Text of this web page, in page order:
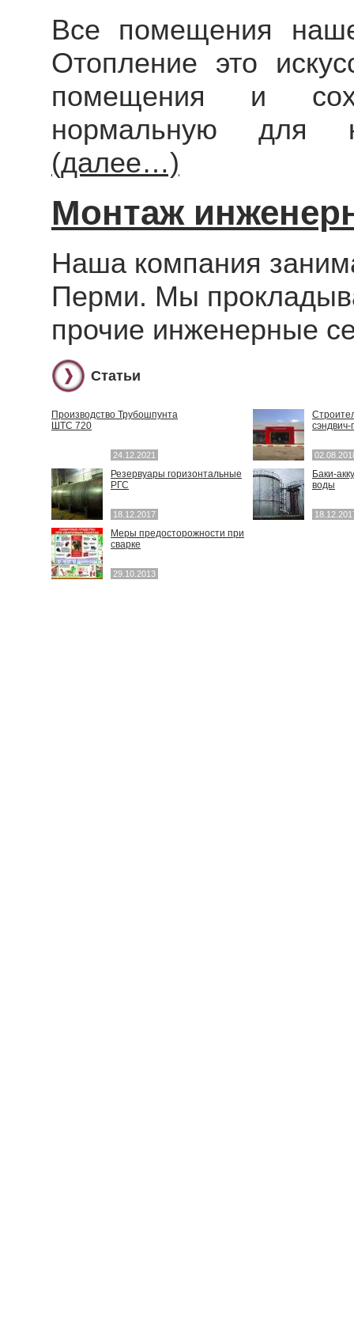
Все помещения
Отопление это
помещения и
нормальную для
(далее…)
Монтаж
Наша компания
Перми. Мы
прочие инженерные
Статьи
Производство Трубошпунта
ШТС 720
24.12.2021
Резервуары горизонтальные
РГС
18.12.2017
Баки-
воды
Меры предосторожности при
сварке
29.10.2013